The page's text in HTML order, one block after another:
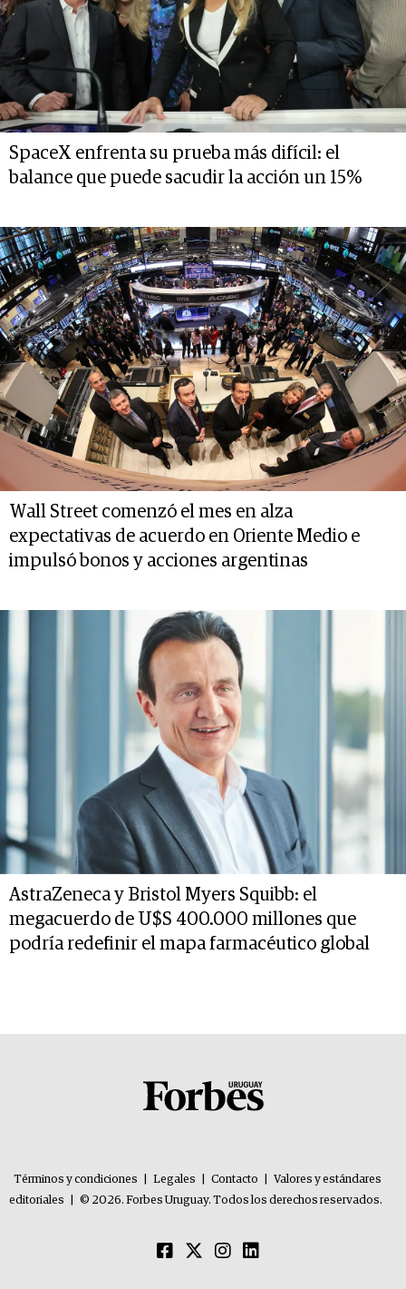
SpaceX enfrenta su prueba más difícil: el
balance que puede sacudir la acción un 15%
Wall Street comenzó el mes en alza
expectativas de acuerdo en Oriente Medio e
impulsó bonos y acciones argentinas
AstraZeneca y Bristol Myers Squibb: el
megacuerdo de U$S 400.000 millones que
podría redefinir el mapa farmacéutico global
Términos y condiciones Legales Contacto
Valores y estándares
editoriales
© 2026. Forbes Uruguay. Todos los derechos reservados.